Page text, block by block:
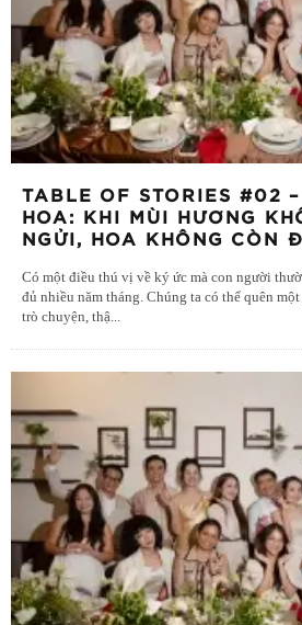
TABLE OF STORIES #02
HOA: KHI MÙI HƯƠNG
NGỬI, HOA KHÔNG CÒN
Có một điều thú vị về ký ức mà con người
đủ nhiều năm tháng. Chúng ta có thể quên
trò chuyện, thậ...